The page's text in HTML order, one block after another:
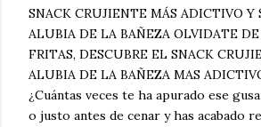
SNACK CRUJIENTE MÁS ADICTIVO Y
ALUBIA DE LA BAÑEZA OLVIDATE
FRITAS, DESCUBRE EL SNACK
ALUBIA DE LA BAÑEZA MAS
¿Cuántas veces te ha apurado ese
o justo antes de cenar y has acabado